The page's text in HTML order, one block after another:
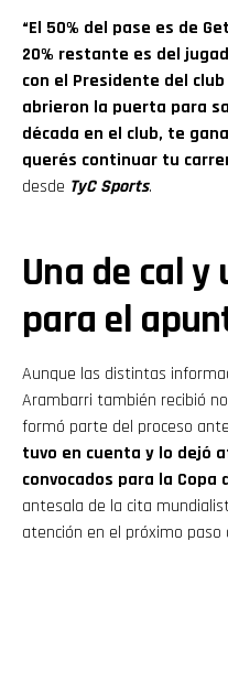
“El 50% del pase es de
20% restante es del
con el Presidente del
abrieron la puerta para
década en el club, te
querés continuar tu
desde TyC Sports.
Una de cal y
para el
Aunque las distintas
Arambarri también recibió
formó parte del proceso
tuvo en cuenta y lo dejó
convocados para la Copa
antesala de la cita
atención en el próximo paso